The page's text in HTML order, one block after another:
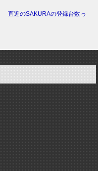
直近のSAKURAの登録台数っ